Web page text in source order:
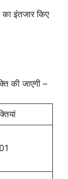
का इंतजार किए
की जाएगी –
01